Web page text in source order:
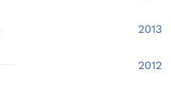
2013
2012